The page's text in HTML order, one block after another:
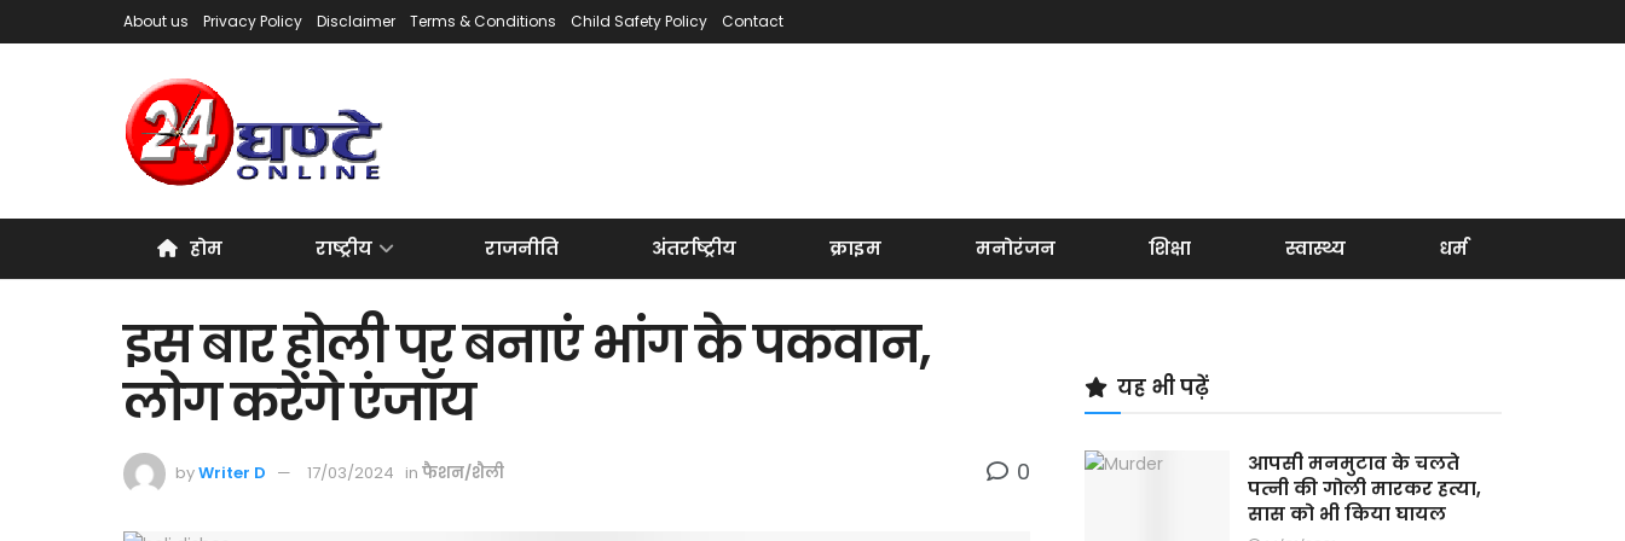
About us Privacy Policy Disclaimer Terms & Conditions Child Safety Policy Contact
होम राष्ट्रीय राजनीति अंतर्राष्ट्रीय क्राइम मनोरंजन शिक्षा स्वास्थ्य धर्म
इस बार होली पर बनाएं भांग के पकवान,
लोग करेंगे एंजॉय
byWriter D 17/03/2024 in फैशन/शैली 0
यह भी पढ़ें
आपसी मनमुटाव के चलते
पत्नी की गोली मारकर हत्या,
सास को भी किया घायल